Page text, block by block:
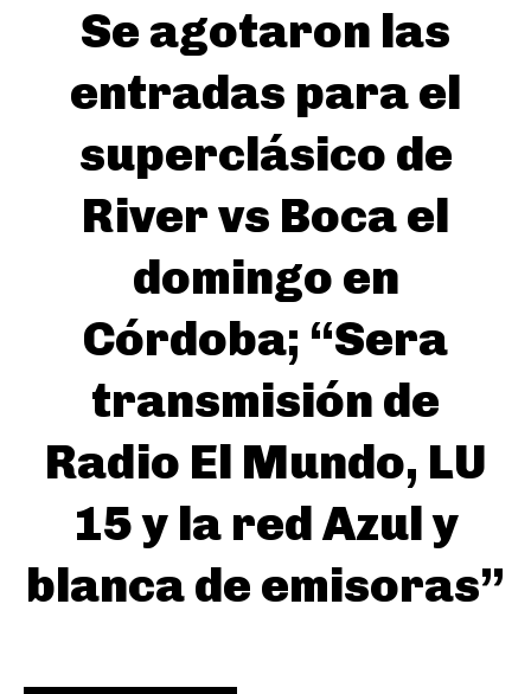
Se agotaron las
entradas para el
superclásico de
River vs Boca el
domingo en
Córdoba; “Sera
transmisión de
Radio El Mundo, LU
15 y la red Azul y
blanca de emisoras”